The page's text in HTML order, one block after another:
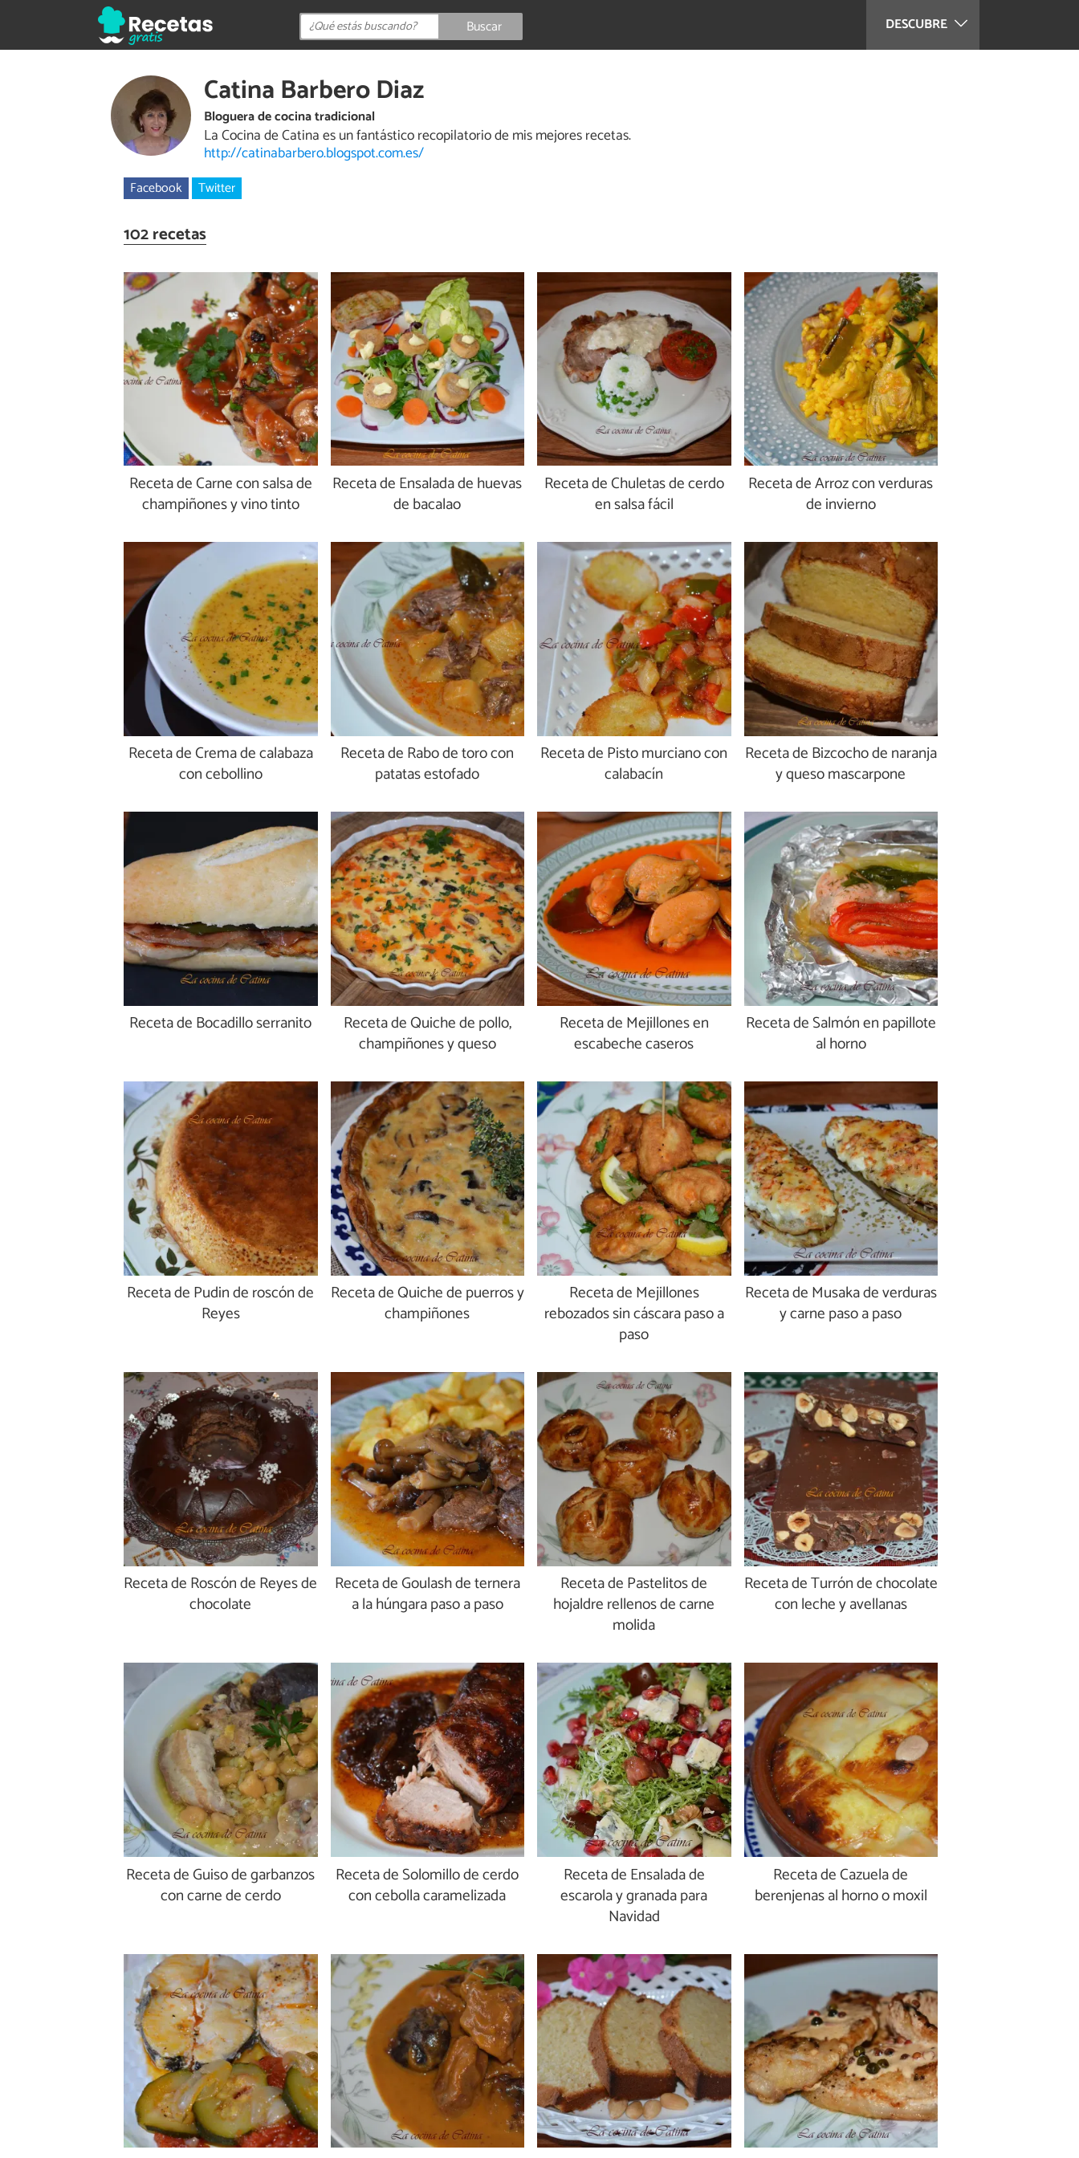
DESCUBRE
Buscar
Catina Barbero Diaz
Bloguera de cocina tradicional
La Cocina de Catina es un fantástico recopilatorio de mis mejores recetas.
http://catinabarbero.blogspot.com.es/
Facebook Twitter
102 recetas
Receta de Carne con salsa de
champiñones y vino tinto
Receta de Ensalada de huevas
de bacalao
Receta de Chuletas de cerdo
en salsa fácil
Receta de Arroz con verduras
de invierno
Receta de Crema de calabaza
con cebollino
Receta de Rabo de toro con
patatas estofado
Receta de Pisto murciano con
calabacín
Receta de Bizcocho de naranja
y queso mascarpone
Receta de Bocadillo serranito
Receta de Quiche de pollo,
champiñones y queso
Receta de Mejillones en
escabeche caseros
Receta de Salmón en papillote
al horno
Receta de Pudin de roscón de
Reyes
Receta de Quiche de puerros y
champiñones
Receta de Mejillones
rebozados sin cáscara paso a
paso
Receta de Musaka de verduras
y carne paso a paso
Receta de Roscón de Reyes de
chocolate
Receta de Goulash de ternera
a la húngara paso a paso
Receta de Pastelitos de
hojaldre rellenos de carne
molida
Receta de Turrón de chocolate
con leche y avellanas
Receta de Guiso de garbanzos
con carne de cerdo
Receta de Solomillo de cerdo
con cebolla caramelizada
Receta de Ensalada de
escarola y granada para
Navidad
Receta de Cazuela de
berenjenas al horno o moxil